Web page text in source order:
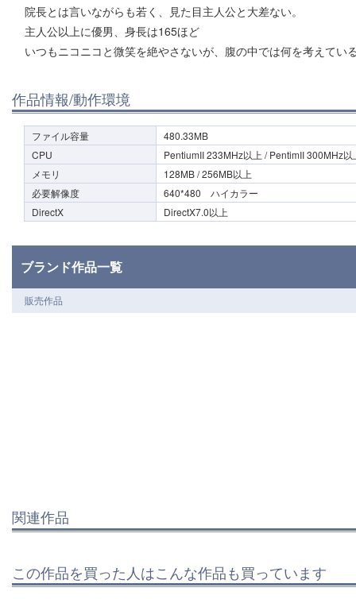
院長とは言いながらも若く、見た目主人公と大差ない。
主人公以上に優男、身長は165ほど
いつもニコニコと微笑を絶やさないが、腹の中では何を考えてい
作品情報/動作環境
ファイル容量
480.33MB
CPU
PentiumII 233MHz以上 / PentimII 300MHz以
メモリ
128MB / 256MB以上
必要解像度
640*480 ハイカラー
DirectX
DirectX7.0以上
ブランド作品一覧
販売作品
関連作品
この作品を買った人はこんな作品も買っています